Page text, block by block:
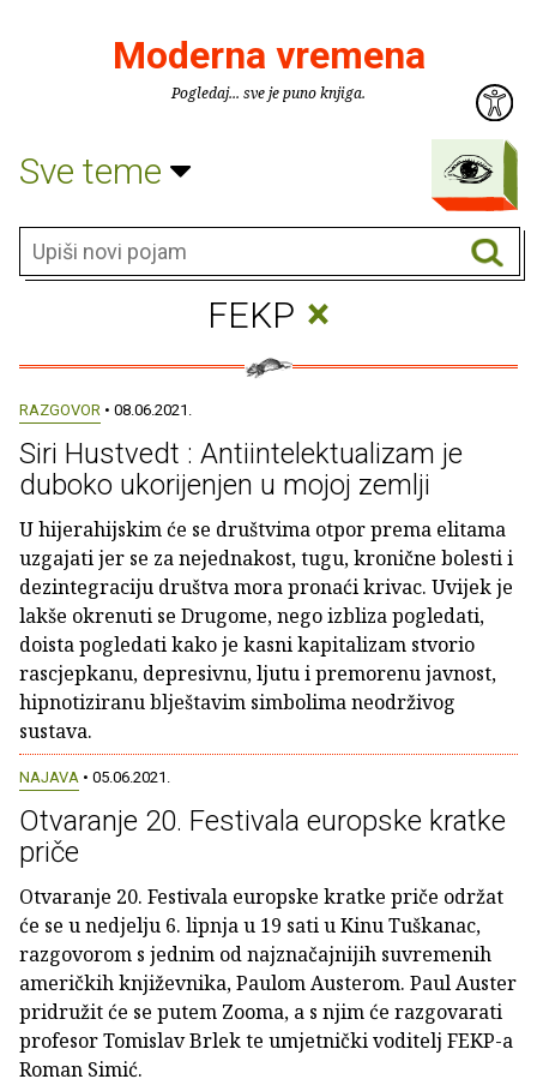
Moderna vremena
Pogledaj... sve je puno knjiga.
Sve teme
FEKP ×
RAZGOVOR • 08.06.2021.
Siri Hustvedt : Antiintelektualizam je
duboko ukorijenjen u mojoj zemlji
U hijerahijskim će se društvima otpor prema elitama
uzgajati jer se za nejednakost, tugu, kronične bolesti i
dezintegraciju društva mora pronaći krivac. Uvijek je
lakše okrenuti se Drugome, nego izbliza pogledati,
doista pogledati kako je kasni kapitalizam stvorio
rascjepkanu, depresivnu, ljutu i premorenu javnost,
hipnotiziranu blještavim simbolima neodrživog
sustava.
NAJAVA • 05.06.2021.
Otvaranje 20. Festivala europske kratke
priče
Otvaranje 20. Festivala europske kratke priče održat
će se u nedjelju 6. lipnja u 19 sati u Kinu Tuškanac,
razgovorom s jednim od najznačajnijih suvremenih
američkih književnika, Paulom Austerom. Paul Auster
pridružit će se putem Zooma, a s njim će razgovarati
profesor Tomislav Brlek te umjetnički voditelj FEKP-a
Roman Simić.